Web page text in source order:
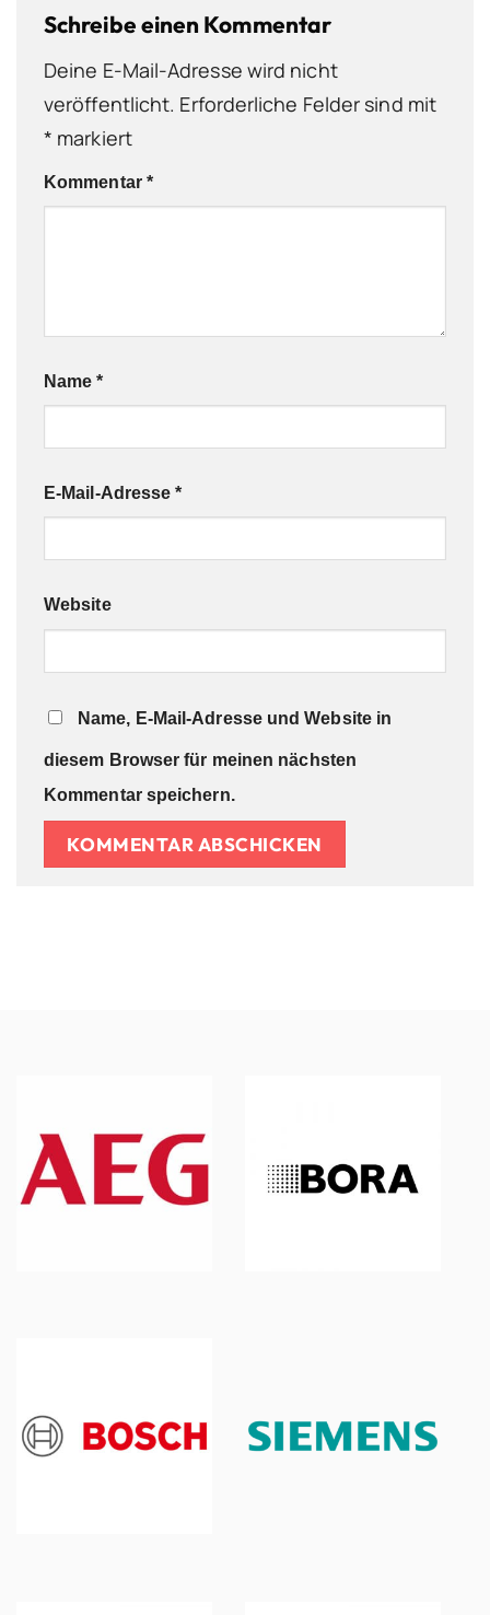
Schreibe einen Kommentar
Deine E-Mail-Adresse wird nicht
veröffentlicht. Erforderliche Felder sind mit
* markiert
Kommentar *
Name*
E-Mail-Adresse*
Website
Name, E-Mail-Adresse und Website in
diesem Browser für meinen nächsten
Kommentar speichern.